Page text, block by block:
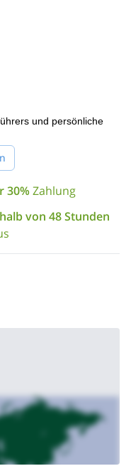
Vielfalt an
im Yellowstone-
mit der Planung dieses
Mountains.
Nationalpark ist
Pass
. Schauen Sie es
und persönliche
30%Zahlung
von 48 Stunden